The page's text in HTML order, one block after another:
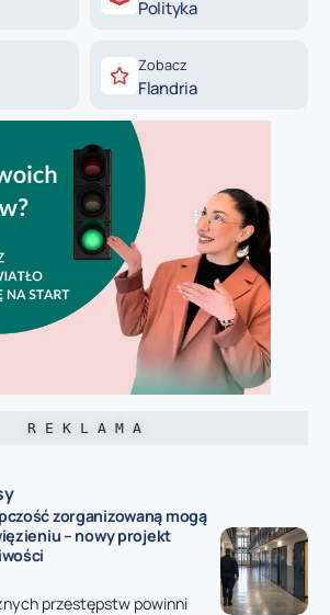
Polityka
Zobacz
Flandria
R E K L A M A
zorganizowaną mogą
– nowy projekt
przestępstw powinni